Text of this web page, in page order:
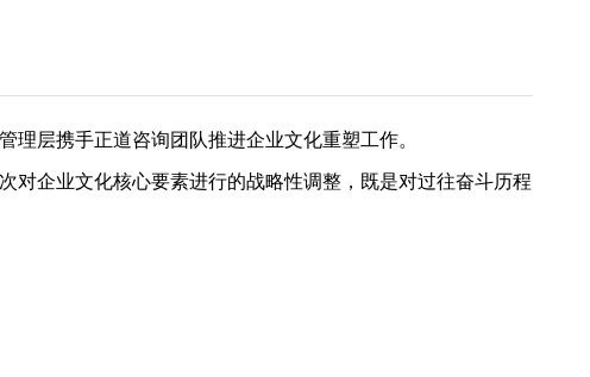
层携手正道咨询团队推进企业文化重塑工作。
对企业文化核心要素进行的战略性调整，既是对过往奋斗历程